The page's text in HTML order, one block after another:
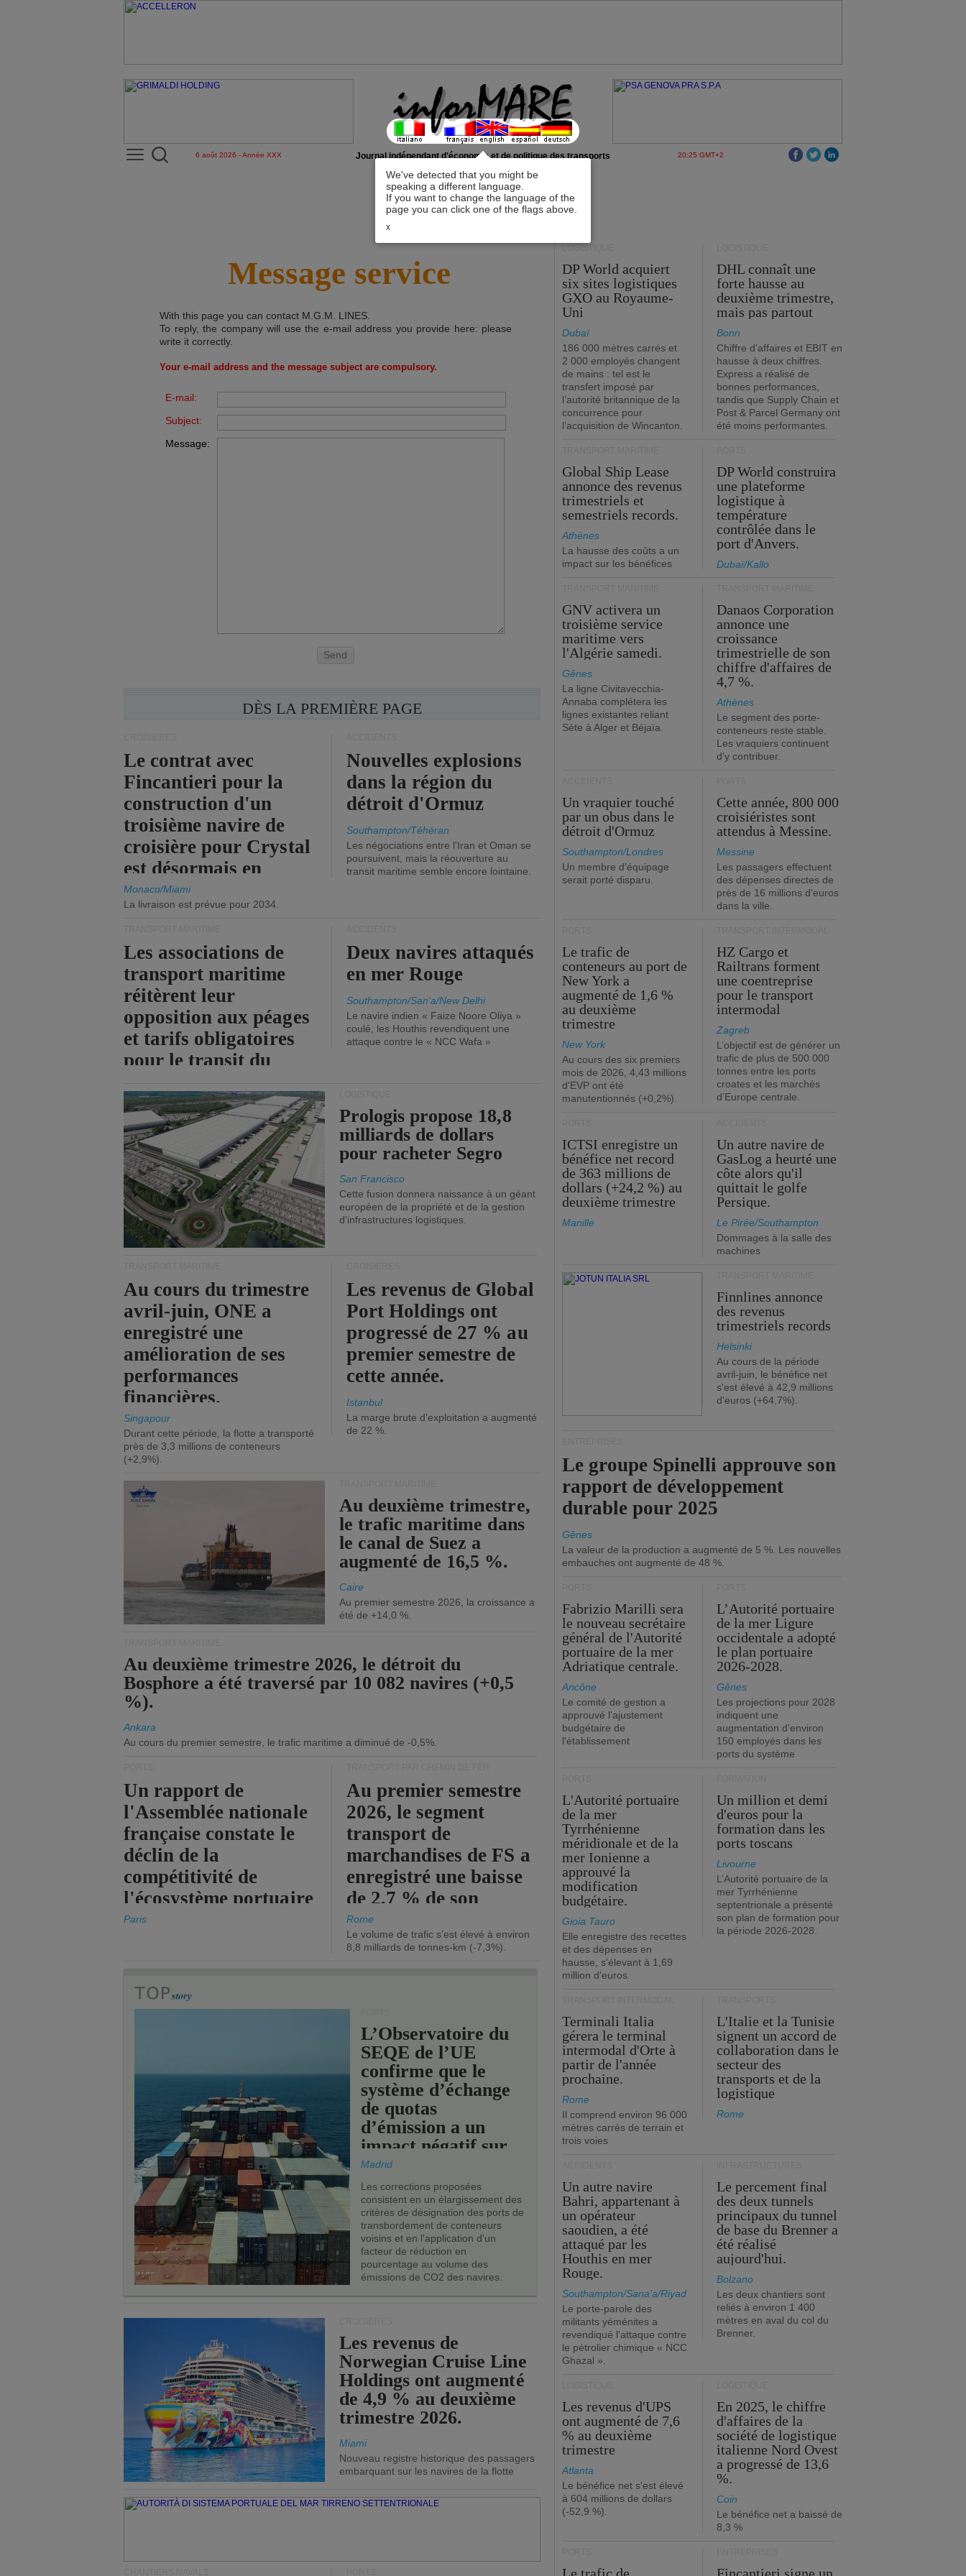
We've detected that you might be
speaking a different language.
If you want to change the language of the
page you can click one of the flags above.
x
6 août 2026 - Année XXX Journal indépendant d'économie et de politique des transports 20:25 GMT+2
Message service
With this page you can contact M.G.M. LINES
To reply, the company will use the e-mail address you provide here: please
write it correctly.
Your e-mail address and the message subject are compulsory.
E-mail:
Subject:
Message:
Send
DÈS LA PREMIÈRE PAGE
Le contrat avec
Fincantieri pour la
construction d'un
troisième navire de
croisière pour Crystal
est désormais en
vigueur.
Monaco/Miami
La livraison est prévue pour 2034.
Nouvelles explosions
dans la région du
détroit d'Ormuz
Southampton/Téhéran
Les négociations entre l'Iran et Oman se
poursuivent, mais la réouverture au
transit maritime semble encore lointaine.
Les associations de
transport maritime
réitèrent leur
opposition aux péages
et tarifs obligatoires
pour le transit du
Deux navires attaqués
en mer Rouge
Southampton/San'a/New Delhi
Le navire indien « Faize Noore Oliya »
coulé, les Houthis revendiquent une
attaque contre le « NCC Wafa »
Prologis propose 18,8
milliards de dollars
pour racheter Segro
San Francisco
Cette fusion donnera naissance à un géant
européen de la propriété et de la gestion
d'infrastructures logistiques.
Au cours du trimestre
avril-juin, ONE a
enregistré une
amélioration de ses
performances
financières.
Singapour
Durant cette période, la flotte a transporté
près de 3,3 millions de conteneurs
(+2,9%).
Les revenus de Global
Port Holdings ont
progressé de 27 % au
premier semestre de
cette année.
Istanbul
La marge brute d'exploitation a augmenté
de 22 %.
Au deuxième trimestre,
le trafic maritime dans
le canal de Suez a
augmenté de 16,5 %.
Caire
Au premier semestre 2026, la croissance a
été de +14,0 %.
Au deuxième trimestre 2026, le détroit du
Bosphore a été traversé par 10 082 navires (+0,5
%).
Ankara
Au cours du premier semestre, le trafic maritime a diminué de -0,5%.
Un rapport de
l'Assemblée nationale
française constate le
déclin de la
compétitivité de
l'écosystème portuaire
de l'État.
Paris
Au premier semestre
2026, le segment
transport de
marchandises de FS a
enregistré une baisse
de 2,7 % de son
chiffre d'affaires
opérationnel.
Rome
Le volume de trafic s'est élevé à environ
8,8 milliards de tonnes-km (-7,3%).
L’Observatoire du
SEQE de l’UE
confirme que le
système d’échange
de quotas
d’émission a un
impact négatif sur
les ports de l’UE.
Madrid
Les corrections proposées
consistent en un élargissement des
critères de désignation des ports de
transbordement de conteneurs
voisins et en l'application d'un
facteur de réduction en
pourcentage au volume des
émissions de CO2 des navires.
Les revenus de
Norwegian Cruise Line
Holdings ont augmenté
de 4,9 % au deuxième
trimestre 2026.
Miami
Nouveau registre historique des passagers
embarquant sur les navires de la flotte
LOGISTIQUE
DP World acquiert
six sites logistiques
GXO au Royaume-
Uni
Dubaï
186 000 mètres carrés et
2 000 employés changent
de mains : tel est le
transfert imposé par
l’autorité britannique de la
concurrence pour
l’acquisition de Wincanton.
DHL connaît une
forte hausse au
deuxième trimestre,
mais pas partout
Bonn
Chiffre d'affaires et EBIT en
hausse à deux chiffres.
Express a réalisé de
bonnes performances,
tandis que Supply Chain et
Post & Parcel Germany ont
été moins performantes.
Global Ship Lease
annonce des revenus
trimestriels et
semestriels records.
Athènes
La hausse des coûts a un
impact sur les bénéfices
DP World construira
une plateforme
logistique à
température
contrôlée dans le
port d'Anvers.
Dubaï/Kallo
GNV activera un
troisième service
maritime vers
l'Algérie samedi.
Gênes
La ligne Civitavecchia-
Annaba complétera les
lignes existantes reliant
Sète à Alger et Béjaïa.
Danaos Corporation
annonce une
croissance
trimestrielle de son
chiffre d'affaires de
4,7 %.
Athènes
Le segment des porte-
conteneurs reste stable.
Les vraquiers continuent
d'y contribuer.
Un vraquier touché
par un obus dans le
détroit d'Ormuz
Southampton/Londres
Un membre d'équipage
serait porté disparu.
Cette année, 800 000
croisiéristes sont
attendus à Messine.
Messine
Les passagers effectuent
des dépenses directes de
près de 16 millions d'euros
dans la ville.
Le trafic de
conteneurs au port de
New York a
augmenté de 1,6 %
au deuxième
trimestre
New York
Au cours des six premiers
mois de 2026, 4,43 millions
d'EVP ont été
manutentionnés (+0,2%).
HZ Cargo et
Railtrans forment
une coentreprise
pour le transport
intermodal
Zagreb
L’objectif est de générer un
trafic de plus de 500 000
tonnes entre les ports
croates et les marchés
d’Europe centrale.
ICTSI enregistre un
bénéfice net record
de 363 millions de
dollars (+24,2 %) au
deuxième trimestre
Manille
Un autre navire de
GasLog a heurté une
côte alors qu'il
quittait le golfe
Persique.
Le Pirée/Southampton
Dommages à la salle des
machines
Finnlines annonce
des revenus
trimestriels records
Helsinki
Au cours de la période
avril-juin, le bénéfice net
s'est élevé à 42,9 millions
d'euros (+64,7%).
Le groupe Spinelli approuve son
rapport de développement
durable pour 2025
Gênes
La valeur de la production a augmenté de 5 %. Les nouvelles
embauches ont augmenté de 48 %.
Fabrizio Marilli sera
le nouveau secrétaire
général de l'Autorité
portuaire de la mer
Adriatique centrale.
Ancône
Le comité de gestion a
approuvé l'ajustement
budgétaire de
l'établissement
L’Autorité portuaire
de la mer Ligure
occidentale a adopté
le plan portuaire
2026-2028.
Gênes
Les projections pour 2028
indiquent une
augmentation d'environ
150 employés dans les
ports du système
L'Autorité portuaire
de la mer
Tyrrhénienne
méridionale et de la
mer Ionienne a
approuvé la
modification
budgétaire.
Gioia Tauro
Elle enregistre des recettes
et des dépenses en
hausse, s'élevant à 1,69
million d'euros.
Un million et demi
d'euros pour la
formation dans les
ports toscans
Livourne
L’Autorité portuaire de la
mer Tyrrhénienne
septentrionale a présenté
son plan de formation pour
la période 2026-2028.
Terminali Italia
gérera le terminal
intermodal d'Orte à
partir de l'année
prochaine.
Rome
Il comprend environ 96 000
mètres carrés de terrain et
trois voies
L'Italie et la Tunisie
signent un accord de
collaboration dans le
secteur des
transports et de la
logistique
Rome
Un autre navire
Bahri, appartenant à
un opérateur
saoudien, a été
attaqué par les
Houthis en mer
Rouge.
Southampton/Sana'a/Riyad
Le porte-parole des
militants yéménites a
revendiqué l'attaque contre
le pétrolier chimique « NCC
Ghazal ».
Le percement final
des deux tunnels
principaux du tunnel
de base du Brenner a
été réalisé
aujourd'hui.
Bolzano
Les deux chantiers sont
reliés à environ 1 400
mètres en aval du col du
Brenner.
Les revenus d'UPS
ont augmenté de 7,6
% au deuxième
trimestre
Atlanta
Le bénéfice net s'est élevé
à 604 millions de dollars
(-52,9 %).
En 2025, le chiffre
d'affaires de la
société de logistique
italienne Nord Ovest
a progressé de 13,6
%.
Coin
Le bénéfice net a baissé de
8,3 %